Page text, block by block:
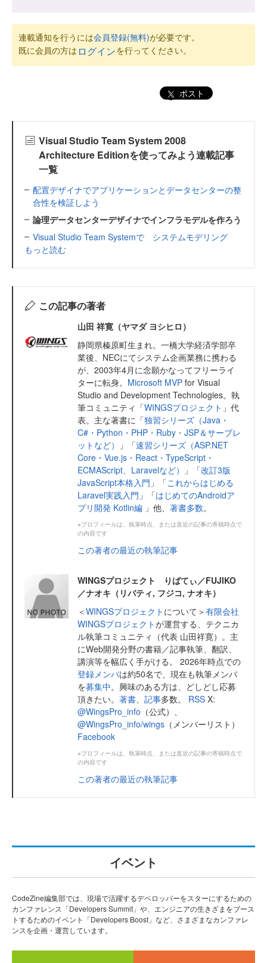
連載通知を行うには会員登録(無料)が必要です。
既に会員の方は ログインを行ってください。
ポスト
Visual Studio Team System 2008
Architecture Editionを使ってみよう連載記事
一覧
配置デザイナでアプリケーションとデータセンターの整
合性を検証しよう
論理データセンターデザイナでインフラモデルを作ろう
Visual Studio Team Systemで システムモデリング
もっと読む
この記事の著者
山田 祥寛（ヤマダ ヨシヒロ）
静岡県榛原町生まれ。一橋大学経済学部卒
業後、NECにてシステム企画業務に携わる
が、2003年4月に念願かなってフリーライ
ターに転身。 Microsoft MVP for Visual
Studio and Development Technologies。執
筆コミュニティ「WINGSプロジェクト 」代
表。主な著書に「独習シリーズ（Java・
C#・Python・PHP・Ruby・JSP＆サーブレ
ットなど）
」「速習シリーズ（ASP.NET
Core・Vue.js・React・TypeScript・
ECMAScript、Laravelなど）
」「改訂3版
JavaScript本格入門 」「これからはじめる
Laravel実践入門 」「はじめてのAndroidア
プリ開発 Kotlin編 」他、 著書多数。
※プロフィールは、執筆時点、または直近の記事の寄稿時点で
の内容です
この著者の最近の執筆記事
WINGSプロジェクト りばてぃ／FUJIKO
／ナオキ（リバティ, フジコ, ナオキ）
＜WINGSプロジェクト について＞有限会社
WINGSプロジェクトが運営する、テクニカ
ル執筆コミュニティ（代表 山田祥寛）。主
にWeb開発分野の書籍／記事執筆、翻訳、
講演等を幅広く手がける。 2026年時点での
登録メンバは約50名で、現在も執筆メンバ
を募集中。興味のある方は、どしどし応募
頂きたい。 著書 記事多数。 RSS X:
@WingsPro_info （公式）、
@WingsPro_info/wings （メンバーリスト）
Facebook
※プロフィールは、執筆時点、または直近の記事の寄稿時点で
の内容です
この著者の最近の執筆記事
イベント
CodeZine編集部では、現場で活躍するデベロッパーをスターにするための
カンファレンス「Developers Summit」や、エンジニアの生きざまをブース
トするためのイベント「Developers Boost」など、さまざまなカンファレ
ンスを企画・運営しています。